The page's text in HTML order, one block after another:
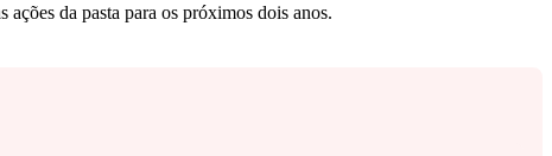
da pasta para os próximos dois anos.